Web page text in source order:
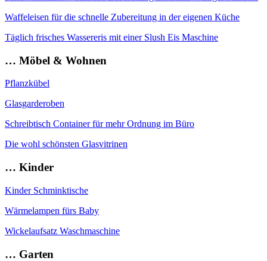
Waffeleisen für die schnelle Zubereitung in der eigenen Küche
Täglich frisches Wassereris mit einer Slush Eis Maschine
… Möbel & Wohnen
Pflanzkübel
Glasgarderoben
Schreibtisch Container für mehr Ordnung im Büro
Die wohl schönsten Glasvitrinen
… Kinder
Kinder Schminktische
Wärmelampen fürs Baby
Wickelaufsatz Waschmaschine
… Garten